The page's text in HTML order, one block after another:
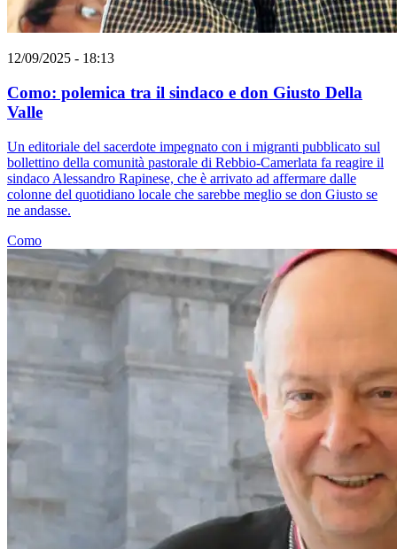
12/09/2025 - 18:13
Como: polemica tra il sindaco e don Giusto Della
Valle
Un editoriale del sacerdote impegnato con i migranti pubblicato sul
bollettino della comunità pastorale di Rebbio-Camerlata fa reagire il
sindaco Alessandro Rapinese, che è arrivato ad affermare dalle
colonne del quotidiano locale che sarebbe meglio se don Giusto se
ne andasse.
Como